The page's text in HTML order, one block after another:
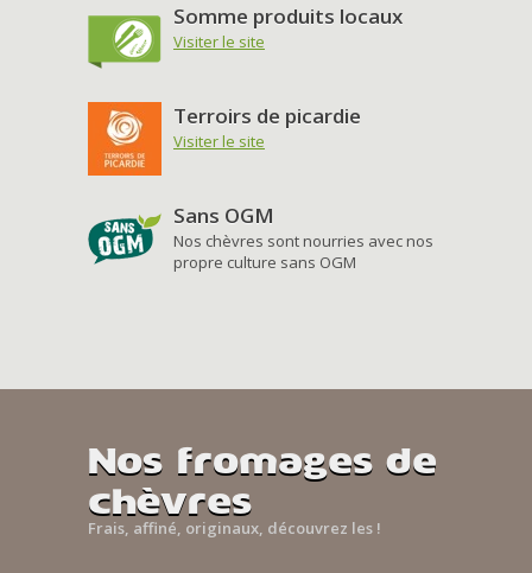
Somme produits locaux
Visiter le site
Terroirs de picardie
Visiter le site
Sans OGM
Nos chèvres sont nourries avec nos
propre culture sans OGM
Nos fromages de
chèvres
Frais, affiné, originaux, découvrez les !